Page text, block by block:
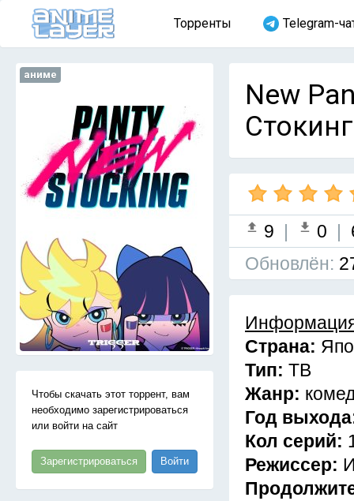
Торренты Telegram-
аниме
Чтобы скачать этот торрент, вам
необходимо зарегистрироваться
или войти на сайт
Зарегистрироваться Войти
New
9 | 0 |
Обновлён:
Страна:
Тип: ТВ
Жанр:
Год
Кол серий:
Режиссер: